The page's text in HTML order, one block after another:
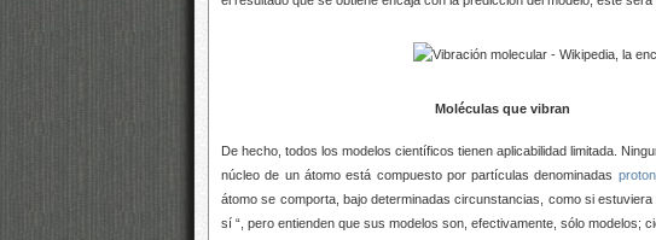
Moléculas que vibran
De hecho, todos los modelos científicos tienen aplicabilidad limitada.
núcleo de un átomo está compuesto por partículas denominadas
átomo se comporta, bajo determinadas circunstancias, como si estuviera
sí “, pero entienden que sus modelos son, efectivamente, sólo modelos;